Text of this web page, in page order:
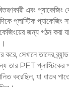
এবং
প্লাস্টিক প্যাকেজিং
জন্য গঠন করা
সেখানে তাদের
তার PET
করেছিল, যা ধাতব